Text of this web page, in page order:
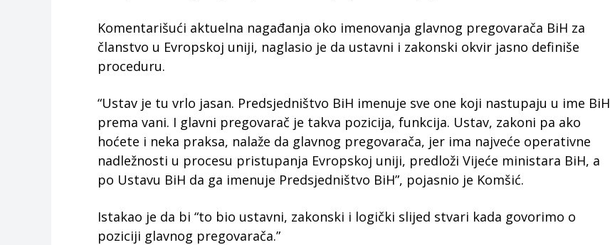
Komentarišući aktuelna nagađanja oko imenovanja glavnog pregovarača BiH za
članstvo u Evropskoj uniji, naglasio je da ustavni i zakonski okvir jasno definiše
proceduru.
“Ustav je tu vrlo jasan. Predsjedništvo BiH imenuje sve one koji nastupaju u ime BiH
prema vani. I glavni pregovarač je takva pozicija, funkcija. Ustav, zakoni pa ako
hoćete i neka praksa, nalaže da glavnog pregovarača, jer ima najveće operativne
nadležnosti u procesu pristupanja Evropskoj uniji, predloži Vijeće ministara BiH, a
po Ustavu BiH da ga imenuje Predsjedništvo BiH”, pojasnio je Komšić.
Istakao je da bi “to bio ustavni, zakonski i logički slijed stvari kada govorimo o
poziciji glavnog pregovarača.”